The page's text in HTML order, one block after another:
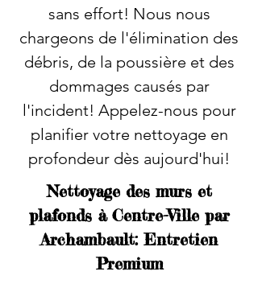
sans effort! Nous nous
chargeons de l'élimination des
débris, de la poussière et des
dommages causés par
l'incident! Appelez-nous pour
planifier votre nettoyage en
profondeur dès aujourd'hui!
Nettoyage des murs et
plafonds à Centre-Ville par
Archambault: Entretien
Premium